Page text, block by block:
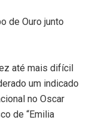
de Ouro junto
até mais difícil
um indicado
no Oscar
de “Emilia